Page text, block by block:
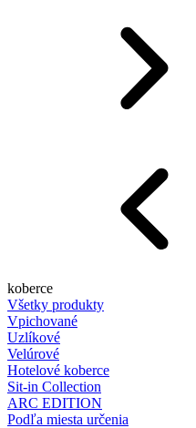
koberce
Všetky produkty
Vpichované
Uzlíkové
Velúrové
Hotelové koberce
Sit-in Collection
ARC EDITION
Podľa miesta určenia